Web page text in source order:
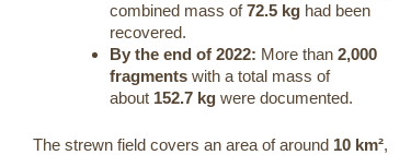
combined mass of72.5 kg had been
recovered.
By the end of 2022: More than 2,000
fragments with a total mass of
about 152.7 kg were documented.
The strewn field covers an area of around 10 km²,